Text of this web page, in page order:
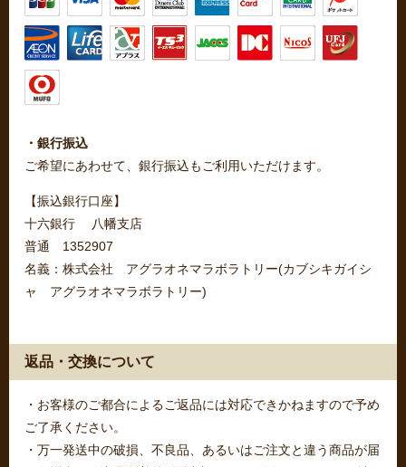
・銀行振込
ご希望にあわせて、銀行振込もご利用いただけます。
【振込銀行口座】
十六銀行 八幡支店
普通 1352907
名義：株式会社 アグラオネマラボラトリー(カブシキガイシ
ャ アグラオネマラボラトリー)
返品・交換について
・お客様のご都合によるご返品には対応できかねますので予め
ご了承ください。
・万一発送中の破損、不良品、あるいはご注文と違う商品が届